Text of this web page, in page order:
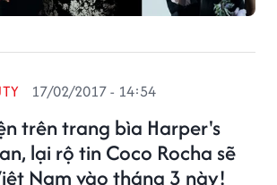
trên trang bìa Harper's
lại rộ tin Coco Rocha sẽ
Nam vào tháng 3 này!
17/02/2017 - 14:54